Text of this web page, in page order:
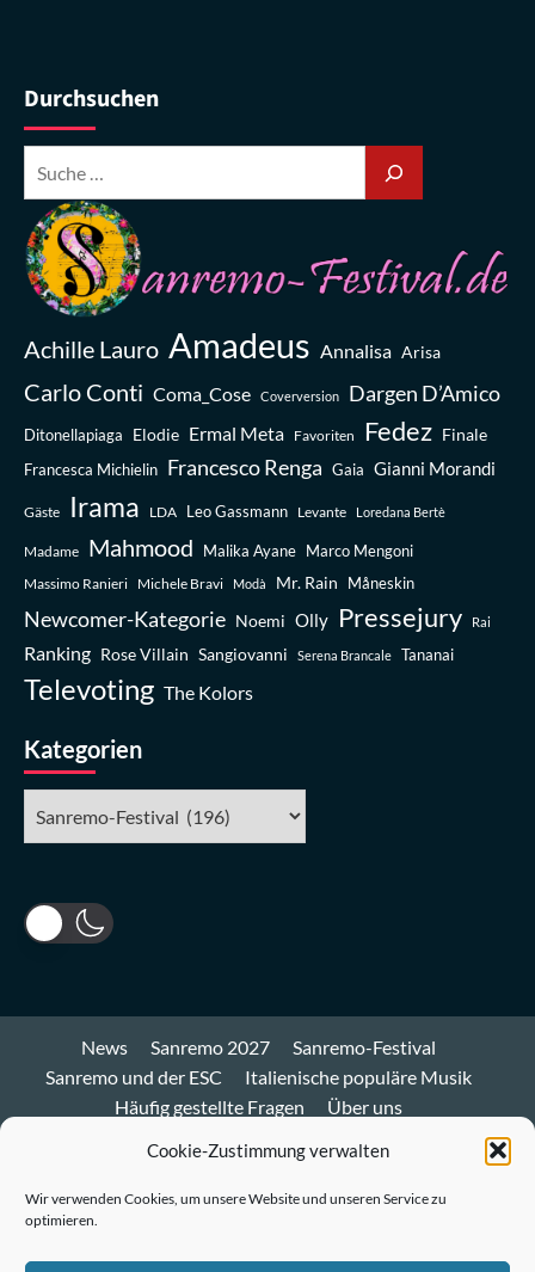
Cookie-Zustimmung verwalten
Wir verwenden Cookies, um unsere Website und unseren Service zu
optimieren.
Durchsuchen
Achille Lauro Amadeus Annalisa Arisa
Carlo Conti Coma_Cose Coverversion Dargen D’Amico
Ditonellapiaga Elodie Ermal Meta Favoriten Fedez Finale
Francesca Michielin Francesco Renga Gaia Gianni Morandi
Gäste Irama LDA Leo Gassmann Levante Loredana Bertè
Madame Mahmood Malika Ayane Marco Mengoni
Massimo Ranieri Michele Bravi Modà Mr. Rain Måneskin
Newcomer-Kategorie Noemi Olly Pressejury Rai
Ranking Rose Villain Sangiovanni Serena Brancale Tananai
Televoting The Kolors
Kategorien
News Sanremo 2027
Sanremo-Festival
Sanremo und der ESC
Italienische populäre Musik
Häufig gestellte Fragen
Über uns
Mastodon